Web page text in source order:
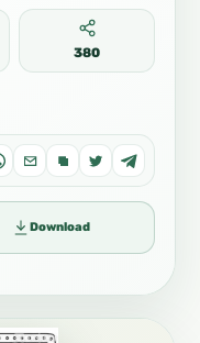
380
Download